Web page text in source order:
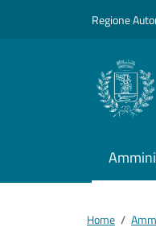
Regione
Home /